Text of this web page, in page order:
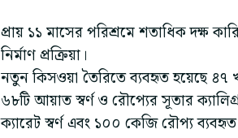
প্রায় ১১ মাসের পরিশ্রমে শতাধিক দক্ষ
নির্মাণ প্রক্রিয়া।
নতুন কিসওয়া তৈরিতে ব্যবহৃত হয়েছে
৬৮টি আয়াত স্বর্ণ ও রৌপ্যের সূতার
ক্যারেট স্বর্ণ এবং ১০০ কেজি রৌপ্য